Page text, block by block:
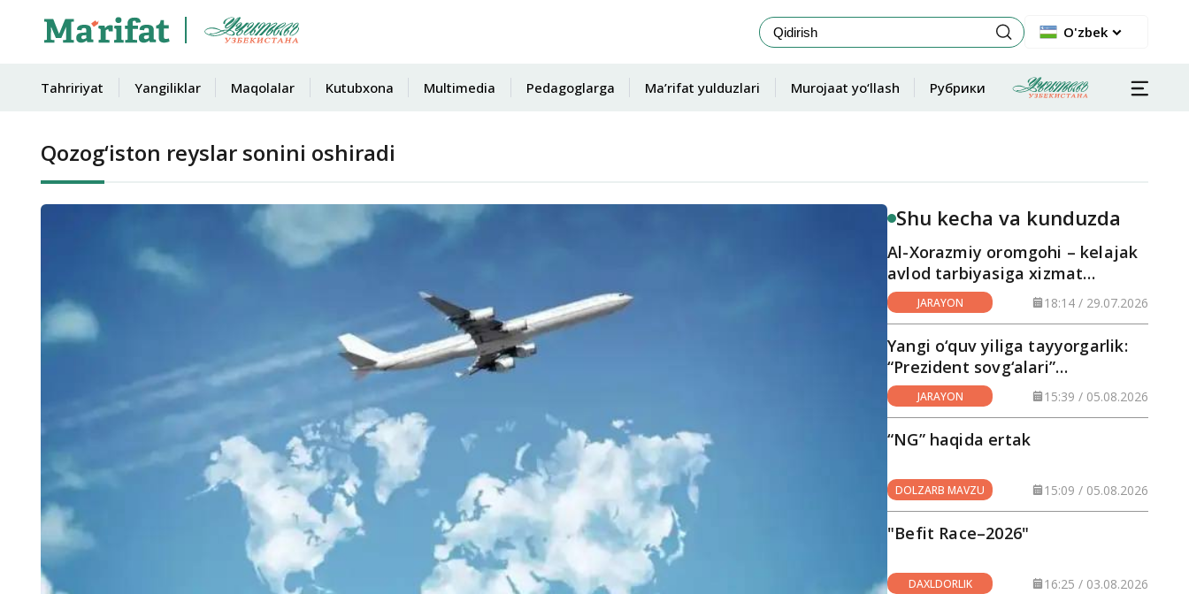
O'zbek
Tahririyat Yangiliklar Maqolalar Kutubxona Multimedia Pedagoglarga Ma’rifat yulduzlari Murojaat yo‘llash Рубрики
Qozog‘iston reyslar sonini oshiradi
Shu kecha va kunduzda
Al-Xorazmiy oromgohi – kelajak
avlod tarbiyasiga xizmat
qilayotgan maskan
JARAYON 18:14 / 29.07.2026
Yangi o‘quv yiliga tayyorgarlik:
“Prezident sovg‘alari”
hududlarga yetkazilmoqda
JARAYON 15:39 / 05.08.2026
“NG” haqida ertak
DOLZARB MAVZU 15:09 / 05.08.2026
"Befit Race–2026"
DAXLDORLIK 16:25 / 03.08.2026